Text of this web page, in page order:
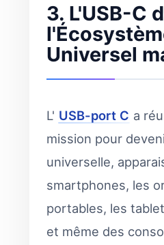
3. L'USB-C
Universel
L' USB-port C a
mission pour
universelle,
smartphones, les
portables, les
et même des